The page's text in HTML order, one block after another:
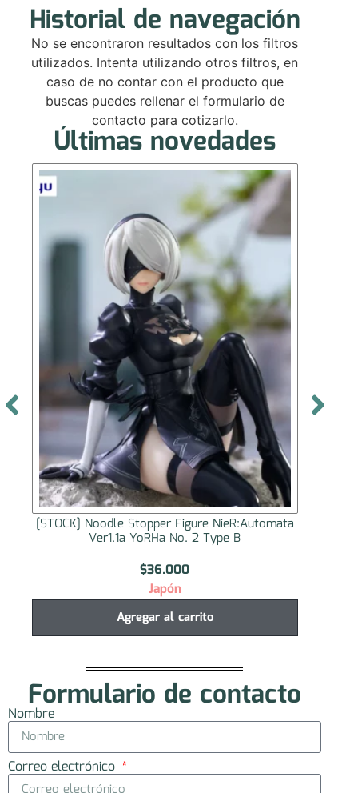
Historial de navegación
No se encontraron resultados con los filtros
utilizados. Intenta utilizando otros filtros, en
caso de no contar con el producto que
buscas puedes rellenar el formulario de
contacto para cotizarlo.
Últimas novedades
[STOCK] Noodle Stopper Figure NieR:Automata
Ver1.1a YoRHa No. 2 Type B
$36.000
Japón
Agregar al carrito
Formulario de contacto
Nombre
Correo electrónico